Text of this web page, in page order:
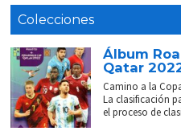
Colecciones
Álbum
Qatar
Camino a la
La clasificación
el proceso de